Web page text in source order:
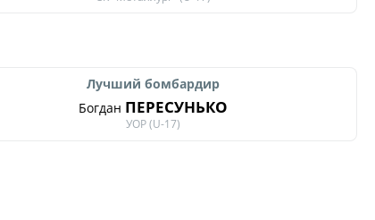
Лучший бомбардир
Богдан ПЕРЕСУНЬКО
УОР (U-17)